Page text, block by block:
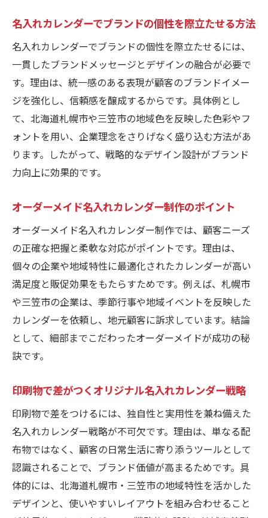
名入れカレンダーでブランドの個性を際立たせる方法
名入れカレンダーでブランドの個性を際立たせるには、
一貫したブランドメッセージとデザインの融合が必要で
す。理由は、統一感のある表現が顧客のブランドイメー
ジを強化し、信頼感を醸成するからです。具体例とし
て、北海道札幌市や三笠市の地域色を反映した色彩やフ
ォントを用い、企業理念をさりげなく盛り込む方法があ
ります。したがって、戦略的なデザイン設計がブランド
力向上に効果的です。
オーダーメイド名入れカレンダー制作のポイント
オーダーメイド名入れカレンダー制作では、顧客ニーズ
の正確な把握と柔軟な対応がポイントです。理由は、
個々の企業や地域特性に最適化されたカレンダーが高い
満足度と販促効果をもたらすためです。例えば、札幌市
や三笠市の企業は、季節行事や地域イベントを反映した
カレンダーを依頼し、地元顧客に訴求しています。結論
として、細部までこだわったオーダーメイドが成功の秘
訣です。
印刷物で差がつくオリジナル名入れカレンダー戦略
印刷物で差をつけるには、独自性と実用性を兼ね備えた
名入れカレンダー戦略が不可欠です。理由は、単なる配
布物ではなく、顧客の日常生活に寄り添うツールとして
認識されることで、ブランド価値が高まるためです。具
体的には、北海道札幌市・三笠市の地域特性を活かした
デザインと、使いやすいレイアウトを組み合わせること